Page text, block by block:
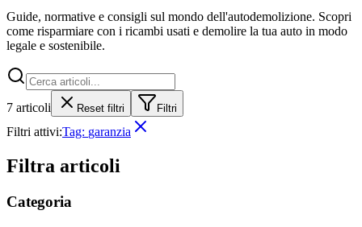
Guide, normative e consigli sul mondo dell'autodemolizione. Scopri
come risparmiare con i ricambi usati e demolire la tua auto in modo
legale e sostenibile.
7 articoli Reset filtri Filtri
Filtri attivi:Tag: garanzia
Filtra articoli
Categoria